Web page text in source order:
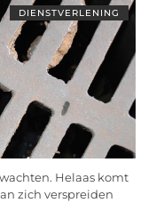
DIENSTVERLENING
Helaas komt
zich verspreiden